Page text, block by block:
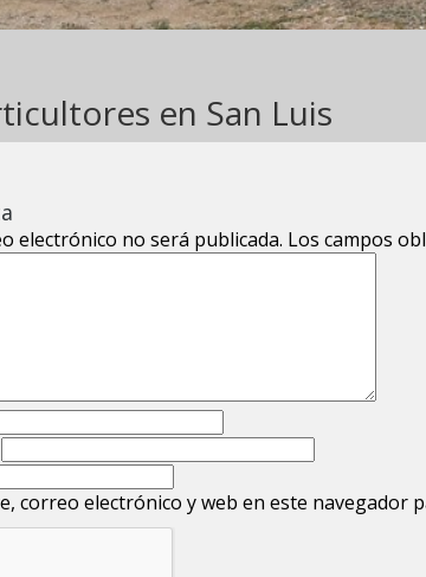
en San Luis
electrónico no será publicada. Los campos
correo electrónico y web en este navegador